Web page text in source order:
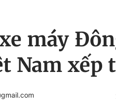
máy
Nam xếp